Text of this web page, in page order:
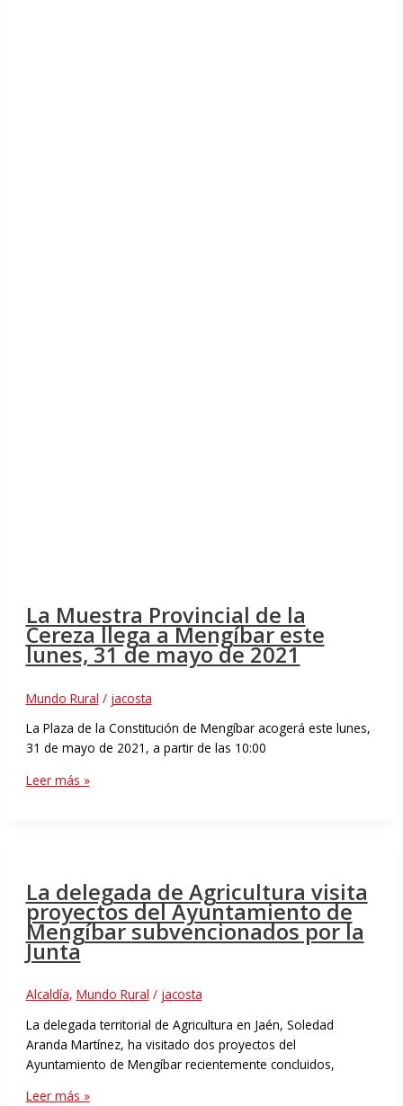
La Muestra Provincial de la
Cereza llega a Mengíbar este
lunes, 31 de mayo de 2021
Mundo Rural / jacosta
La Plaza de la Constitución de Mengíbar acogerá este lunes,
31 de mayo de 2021, a partir de las 10:00
Leer más »
La delegada de Agricultura visita
proyectos del Ayuntamiento de
Mengíbar subvencionados por la
Junta
Alcaldía, Mundo Rural / jacosta
La delegada territorial de Agricultura en Jaén, Soledad
Aranda Martínez, ha visitado dos proyectos del
Ayuntamiento de Mengíbar recientemente concluidos,
Leer más »